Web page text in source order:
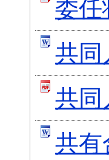
委任
共同
共同
共有